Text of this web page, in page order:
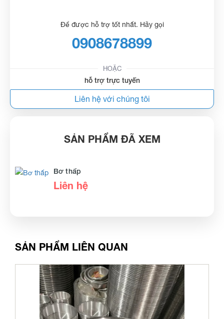
Để được hỗ trợ tốt nhất. Hãy gọi
0908678899
HOẶC
hỗ trợ trực tuyến
Liên hệ với chúng tôi
SẢN PHẨM ĐÃ XEM
Bơ thấp
Liên hệ
SẢN PHẨM LIÊN QUAN